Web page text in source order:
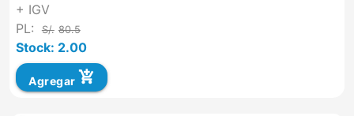
+ IGV
PL:
S/. 80.5
Stock: 2.00
Agregar add_shopping_cart